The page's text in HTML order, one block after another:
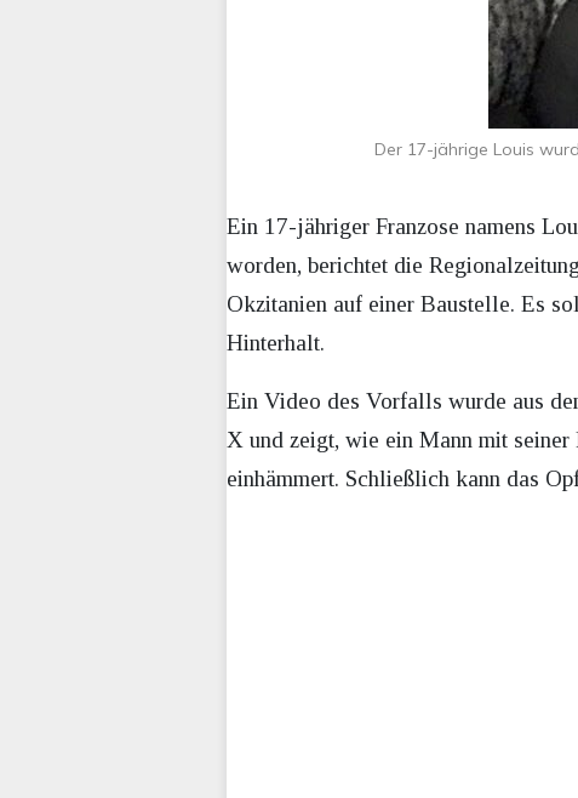
Der 17-jährige Louis
Ein 17-jähriger Franzose namens
worden, berichtet die Regionalzeitung
Okzitanien auf einer Baustelle. Es
Hinterhalt.
Ein Video des Vorfalls wurde aus
X und zeigt, wie ein Mann mit
einhämmert. Schließlich kann das